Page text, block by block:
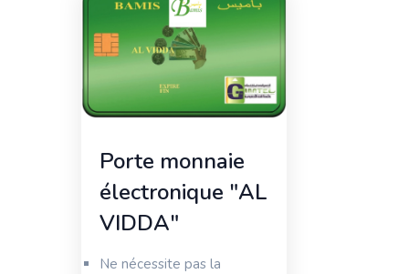
Porte monnaie
électronique "AL
VIDDA"
Ne nécessite pas la